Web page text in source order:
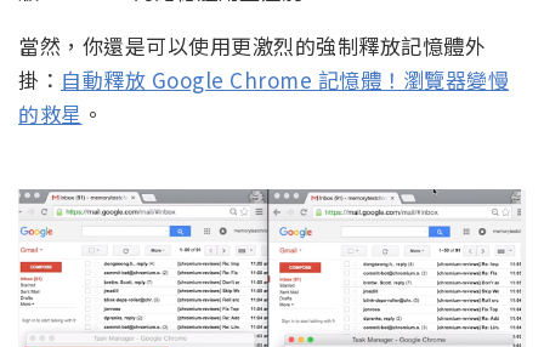
當然，你還是可以使用更激烈的強制釋放記憶體外
掛： 自動釋放 Google Chrome 記憶體！瀏覽器變慢
的救星 。